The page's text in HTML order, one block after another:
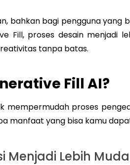
bahkan bagi pengguna yang
Fill, proses desain menjadi
tanpa batas.
Fill AI?
mempermudah proses
manfaat yang bisa kamu
Menjadi Lebih